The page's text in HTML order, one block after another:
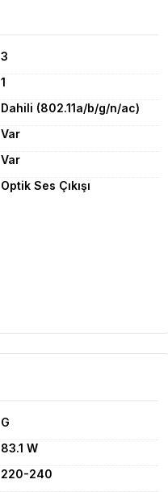
3
1
Dahili (802.11a/b/g/n/ac)
Var
Var
Optik Ses Çıkışı
G
83.1 W
220-240